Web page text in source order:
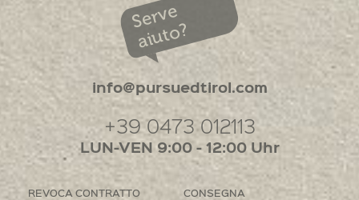
Serve
aiuto?
info@pursuedtirol.com
+39 0473 012113
LUN-VEN 9:00 - 12:00 Uhr
REVOCA CONTRATTO CONSEGNA